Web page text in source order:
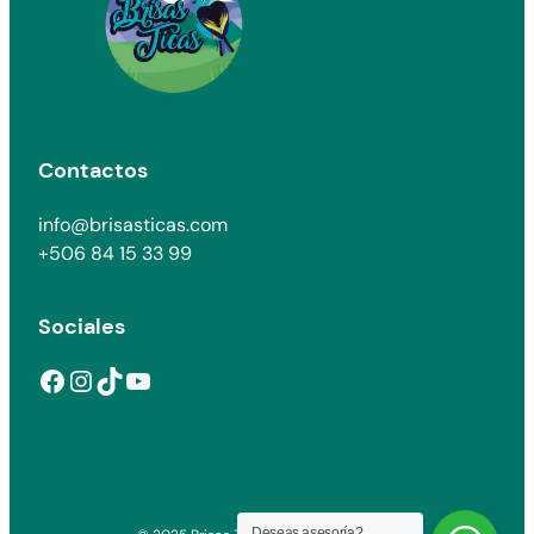
Contactos
info@brisasticas.com
+506 84 15 33 99
Sociales
Facebook InstagramTikTok YouTube